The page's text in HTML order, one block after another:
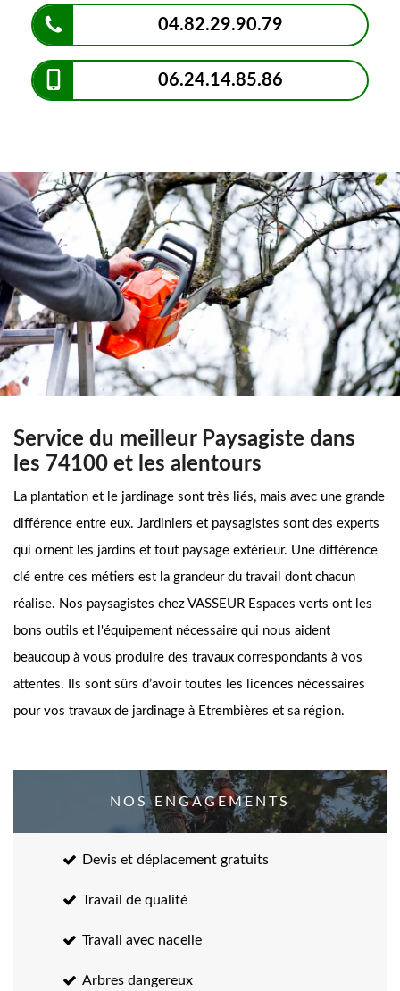
04.82.29.90.79
06.24.14.85.86
NOS ENGAGEMENTS
Devis et déplacement gratuits
Travail de qualité
Travail avec nacelle
Arbres dangereux
Service du meilleur Paysagiste dans
les 74100 et les alentours
La plantation et le jardinage sont très liés, mais avec une grande
différence entre eux. Jardiniers et paysagistes sont des experts
qui ornent les jardins et tout paysage extérieur. Une différence
clé entre ces métiers est la grandeur du travail dont chacun
réalise. Nos paysagistes chez VASSEUR Espaces verts ont les
bons outils et l'équipement nécessaire qui nous aident
beaucoup à vous produire des travaux correspondants à vos
attentes. Ils sont sûrs d’avoir toutes les licences nécessaires
pour vos travaux de jardinage à Etrembières et sa région.